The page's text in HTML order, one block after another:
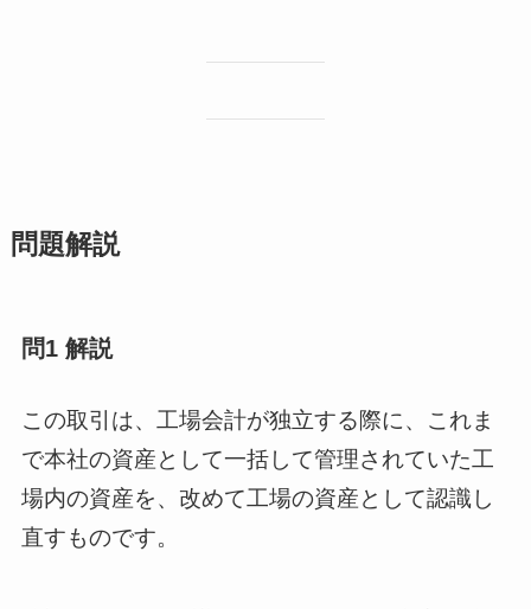
問題解説
問1 解説
この取引は、工場会計が独立する際に、これま
で本社の資産として一括して管理されていた工
場内の資産を、改めて工場の資産として認識し
直すものです。